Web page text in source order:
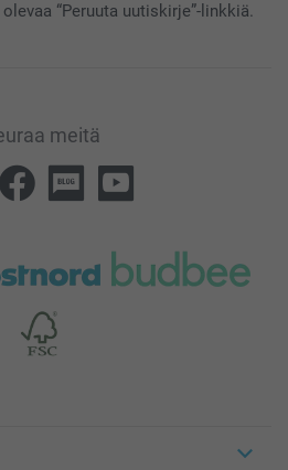
“Peruuta uutiskirje”-linkkiä.
meitä